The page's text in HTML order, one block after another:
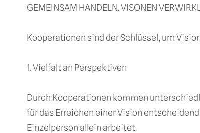
GEMEINSAM HANDELN. VISONEN
Kooperationen sind der Schlüssel, um
1. Vielfalt an Perspektiven
Durch Kooperationen kommen
für das Erreichen einer Vision
Einzelperson allein arbeitet.